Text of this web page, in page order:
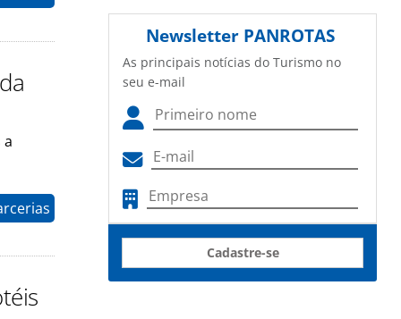
Newsletter PANROTAS
As principais notícias do Turismo no
seu e-mail
Cadastre-se